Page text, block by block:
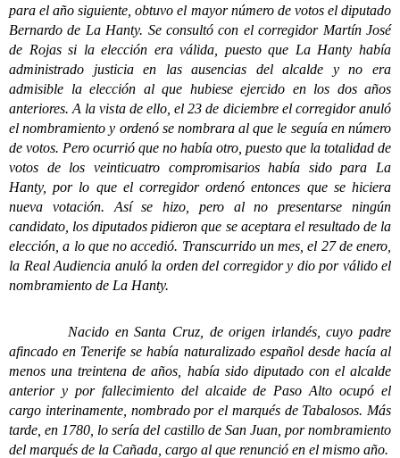
para el año siguiente, obtuvo el mayor número de votos el diputado
Bernardo de La Hanty. Se consultó con el corregidor Martín José
de Rojas si la elección era válida, puesto que La Hanty había
administrado justicia en las ausencias del alcalde y no era
admisible la elección al que hubiese ejercido en los dos años
anteriores. A la vista de ello, el 23 de diciembre el corregidor anuló
el nombramiento y ordenó se nombrara al que le seguía en número
de votos. Pero ocurrió que no había otro, puesto que la totalidad de
votos de los veinticuatro compromisarios había sido para La
Hanty, por lo que el corregidor ordenó entonces que se hiciera
nueva votación. Así se hizo, pero al no presentarse ningún
candidato, los diputados pidieron que se aceptara el resultado de la
elección, a lo que no accedió. Transcurrido un mes, el 27 de enero,
la Real Audiencia anuló la orden del corregidor y dio por válido el
nombramiento de La Hanty.
Nacido en Santa Cruz, de origen irlandés, cuyo padre
afincado en Tenerife se había naturalizado español desde hacía al
menos una treintena de años, había sido diputado con el alcalde
anterior y por fallecimiento del alcaide de Paso Alto ocupó el
cargo interinamente, nombrado por el marqués de Tabalosos. Más
tarde, en 1780, lo sería del castillo de San Juan, por nombramiento
del marqués de la Cañada, cargo al que renunció en el mismo año.